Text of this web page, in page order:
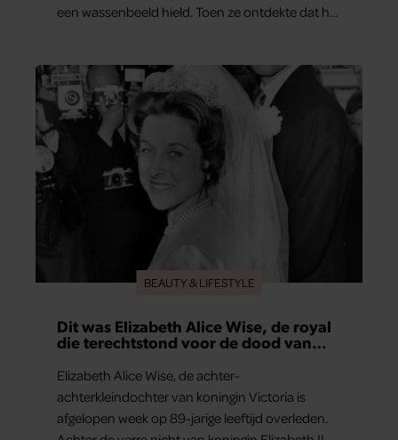
een wassenbeeld hield. Toen ze ontdekte dat het
BEAUTY & LIFESTYLE
Dit was Elizabeth Alice Wise, de royal
die terechtstond voor de dood van
Elizabeth Alice Wise, de achter-
achterkleindochter van koningin Victoria is
afgelopen week op 89-jarige leeftijd overleden.